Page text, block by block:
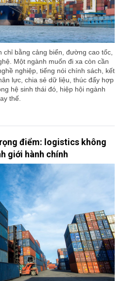
chỉ bằng cảng biển, đường cao tốc,
Một ngành muốn đi xa còn cần
nghiệp, tiếng nói chính sách, kết
lực, chia sẻ dữ liệu, thúc đẩy hợp
hệ sinh thái đó, hiệp hội ngành
thế.
điểm: logistics không
giới hành chính